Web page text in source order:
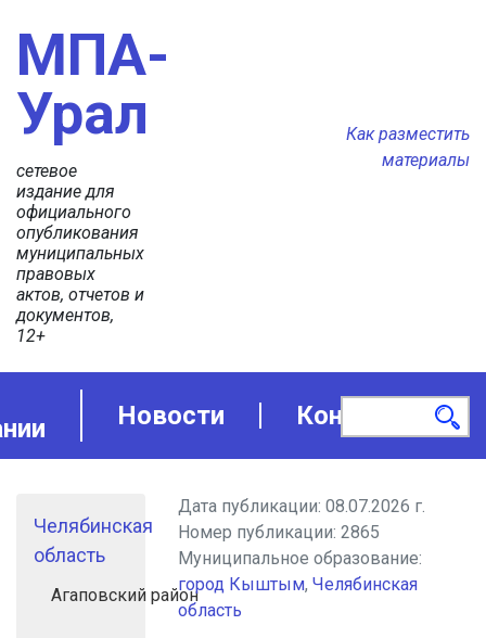
МПА-
Урал
сетевое
издание для
официального
опубликования
муниципальных
правовых
актов, отчетов и
документов,
12+
Как разместить
материалы
Новости Контакты
Челябинская
область
Агаповский район
Дата публикации:08.07.2026 г.
Номер публикации:2865
Муниципальное образование:
город Кыштым,Челябинская
область